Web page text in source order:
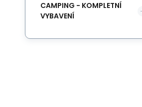
CAMPING - KOMPLETNÍ
VYBAVENÍ